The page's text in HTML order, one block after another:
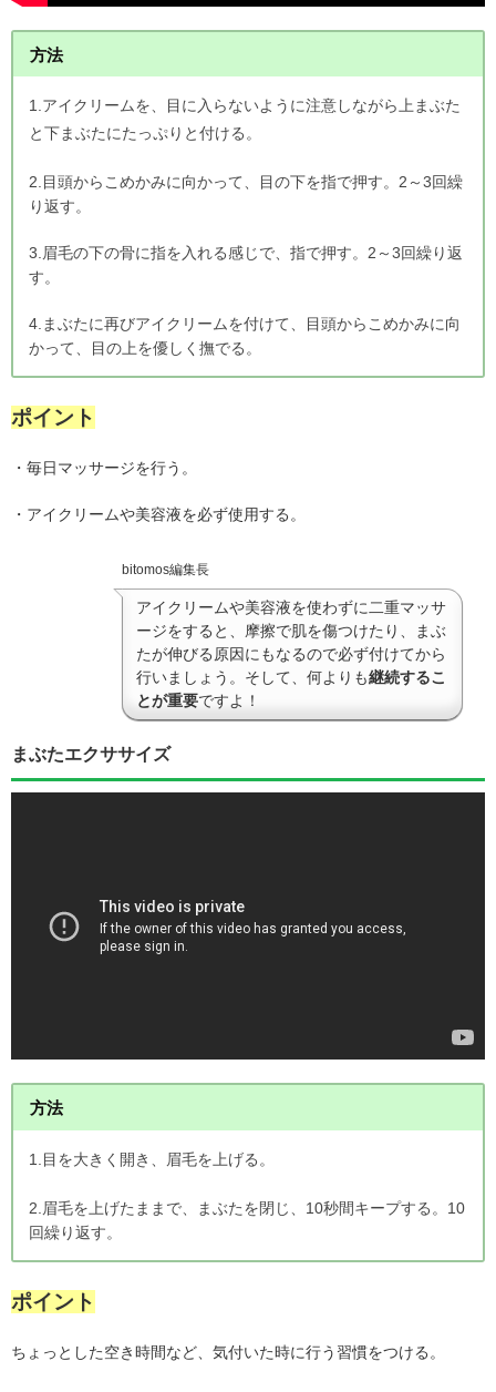
方法
1.アイクリームを、目に入らないように注意しながら上まぶた
と下まぶたにたっぷりと付ける。
2.目頭からこめかみに向かって、目の下を指で押す。2～3回繰
り返す。
3.眉毛の下の骨に指を入れる感じで、指で押す。2～3回繰り返
す。
4.まぶたに再びアイクリームを付けて、目頭からこめかみに向
かって、目の上を優しく撫でる。
ポイント
・毎日マッサージを行う。
・アイクリームや美容液を必ず使用する。
bitomos編集長
アイクリームや美容液を使わずに二重マッサ
ージをすると、摩擦で肌を傷つけたり、まぶ
たが伸びる原因にもなるので必ず付けてから
行いましょう。そして、何よりも継続するこ
とが重要ですよ！
まぶたエクササイズ
方法
1.目を大きく開き、眉毛を上げる。
2.眉毛を上げたままで、まぶたを閉じ、10秒間キープする。10
回繰り返す。
ポイント
ちょっとした空き時間など、気付いた時に行う習慣をつける。